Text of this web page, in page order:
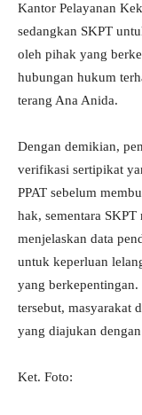
Kantor Pelayanan
sedangkan SKPT
oleh pihak yang
hubungan hukum
terang Ana Anida.
Dengan demikian,
verifikasi sertipikat
PPAT sebelum
hak, sementara
menjelaskan data
untuk keperluan
yang berkepentingan.
tersebut, masyarakat
yang diajukan
Ket. Foto: